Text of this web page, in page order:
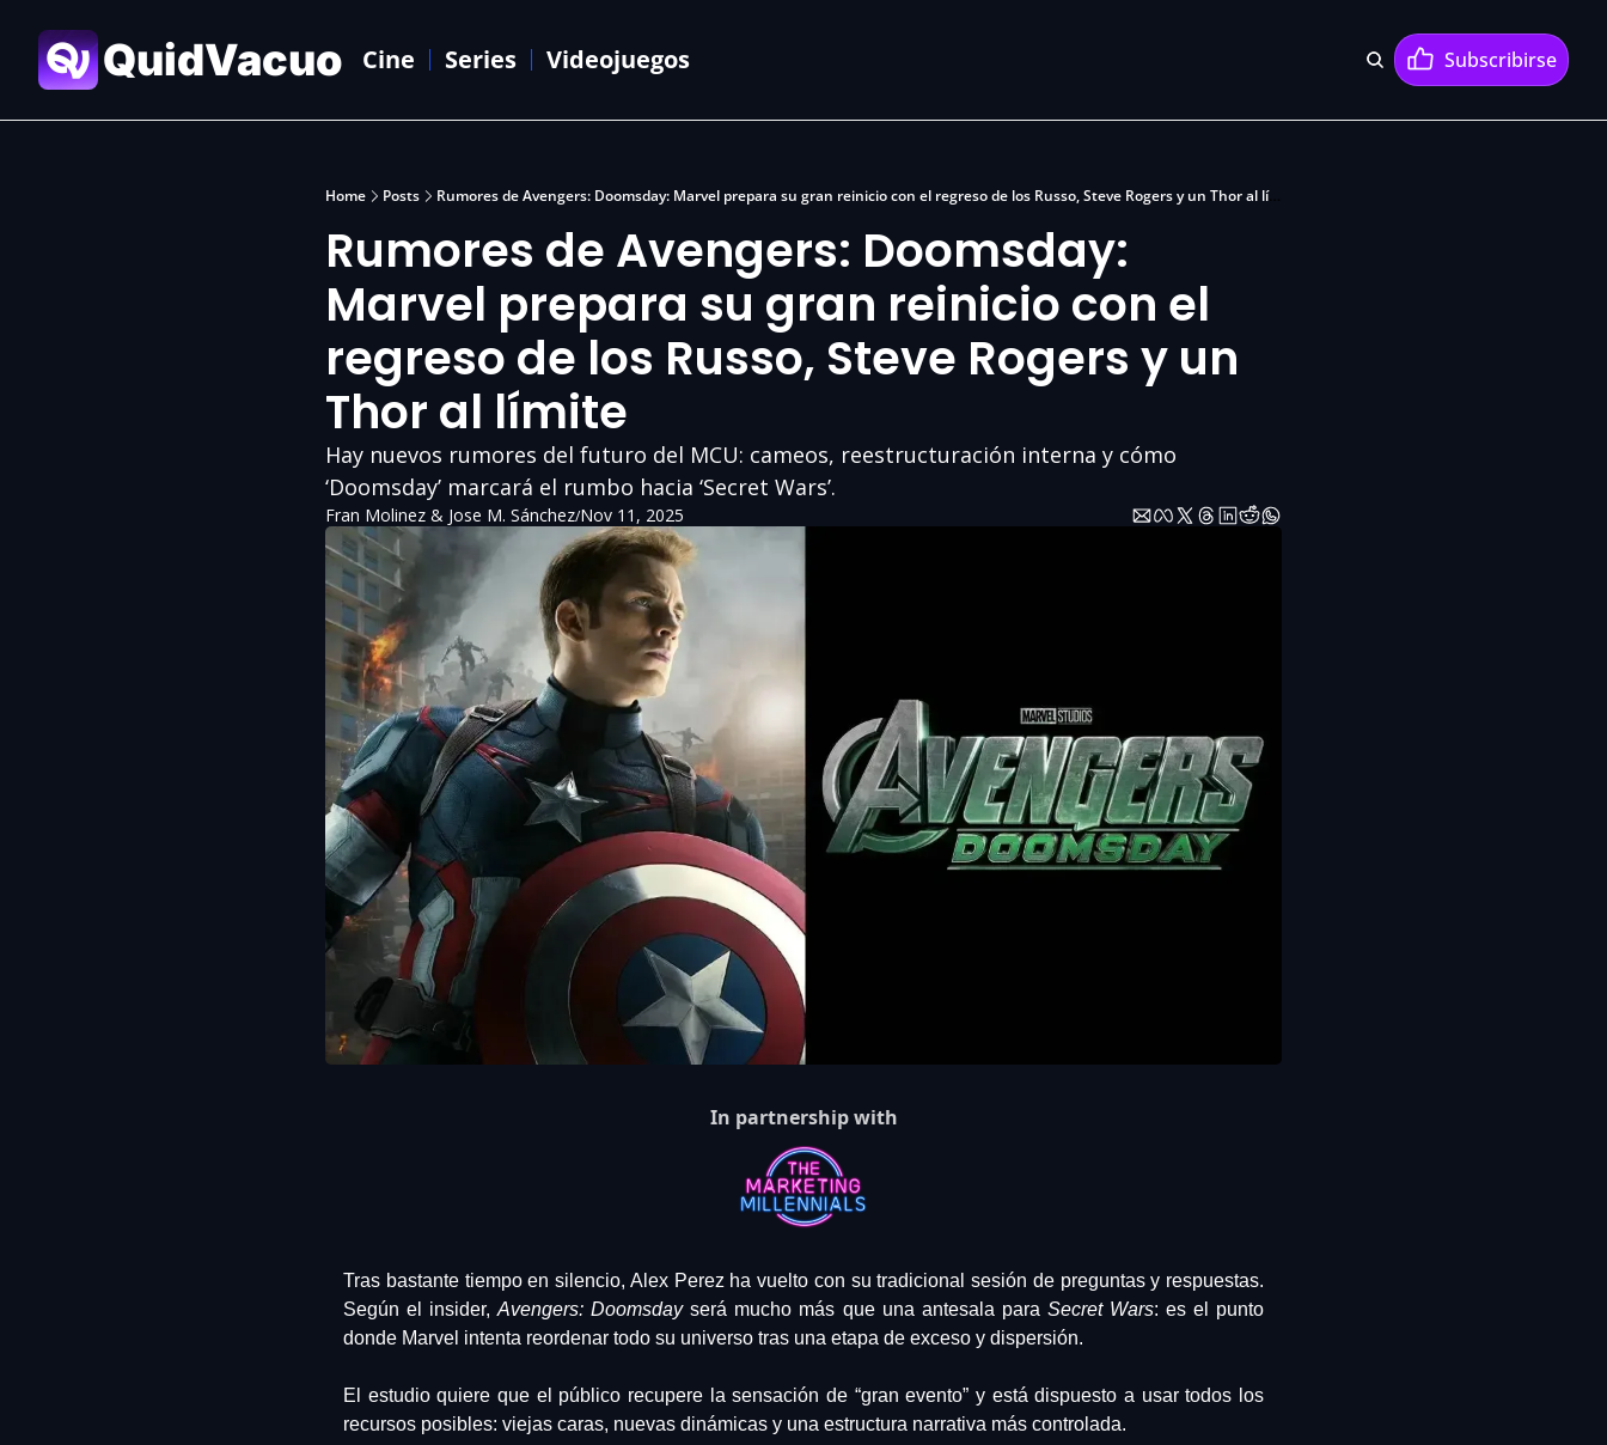
QuidVacuo Cine Series Videojuegos Subscribirse
Home Posts Rumores de Avengers: Doomsday: Marvel prepara su gran reinicio con el regreso de los Russo, Steve Rogers y un Thor al límite
Rumores de Avengers: Doomsday:
Marvel prepara su gran reinicio con el
regreso de los Russo, Steve Rogers y un
Thor al límite
Hay nuevos rumores del futuro del MCU: cameos, reestructuración interna y cómo
‘Doomsday’ marcará el rumbo hacia ‘Secret Wars’.
Fran Molinez & Jose M. Sánchez/Nov 11, 2025
In partnership with
Tras bastante tiempo en silencio, Alex Perez ha vuelto con su tradicional sesión de preguntas y respuestas.
Según el insider, Avengers: Doomsday será mucho más que una antesala para Secret Wars: es el punto
donde Marvel intenta reordenar todo su universo tras una etapa de exceso y dispersión.
El estudio quiere que el público recupere la sensación de “gran evento” y está dispuesto a usar todos los
recursos posibles: viejas caras, nuevas dinámicas y una estructura narrativa más controlada.